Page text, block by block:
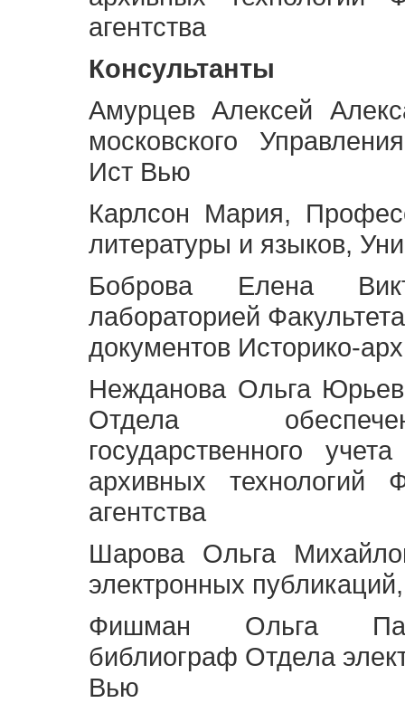
агентства
Консультанты
Амурцев Алексей
московского
Ист Вью
Карлсон Мария,
литературы и языков,
Боброва Елена
лабораторией
документов Историко-
Нежданова Ольга
Отдела
государственного
архивных технологий
агентства
Шарова Ольга
электронных
Фишман Ольга
библиограф Отдела
Вью